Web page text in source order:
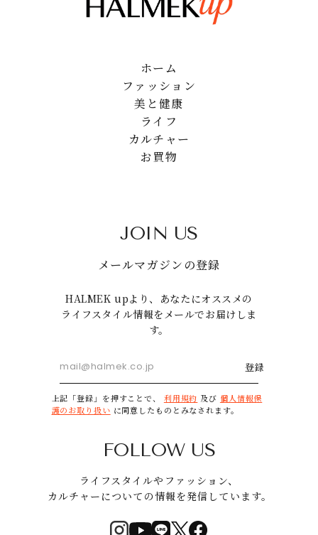
ホーム
ファッション
美と健康
ライフ
カルチャー
お買物
JOIN US
メールマガジンの登録
HALMEK upより、あなたにオススメの
ライフスタイル情報をメールでお届けしま
す。
登録
上記「登録」を押すことで、 利用規約 及び 個人情報保
護のお取り扱い に同意したものとみなされます。
FOLLOW US
ライフスタイルやファッション、
カルチャーについての情報を発信しています。